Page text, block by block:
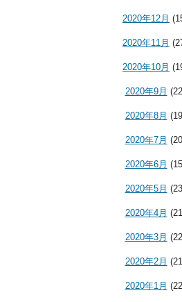
2020年12月
2020年11月
2020年10月
2020年9月
2020年8月
2020年7月
2020年6月
2020年5月
2020年4月
2020年3月
2020年2月
2020年1月